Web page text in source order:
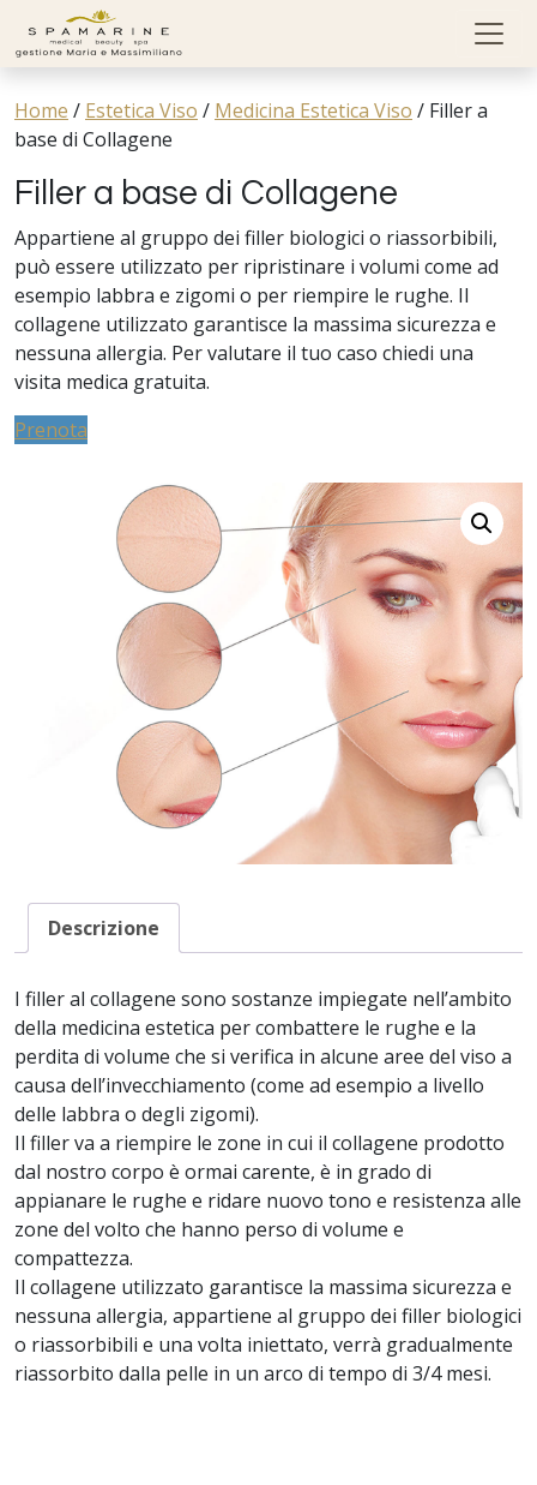
Skip to content
Home / Estetica Viso / Medicina Estetica Viso / Filler a
base di Collagene
Filler a base di Collagene
Appartiene al gruppo dei filler biologici o riassorbibili,
può essere utilizzato per ripristinare i volumi come ad
esempio labbra e zigomi o per riempire le rughe. Il
collagene utilizzato garantisce la massima sicurezza e
nessuna allergia. Per valutare il tuo caso chiedi una
visita medica gratuita.
Prenota
Descrizione
I filler al collagene sono sostanze impiegate nell’ambito
della medicina estetica per combattere le rughe e la
perdita di volume che si verifica in alcune aree del viso a
causa dell’invecchiamento (come ad esempio a livello
delle labbra o degli zigomi).
Il filler va a riempire le zone in cui il collagene prodotto
dal nostro corpo è ormai carente, è in grado di
appianare le rughe e ridare nuovo tono e resistenza alle
zone del volto che hanno perso di volume e
compattezza.
Il collagene utilizzato garantisce la massima sicurezza e
nessuna allergia, appartiene al gruppo dei filler biologici
o riassorbibili e una volta iniettato, verrà gradualmente
riassorbito dalla pelle in un arco di tempo di 3/4 mesi.